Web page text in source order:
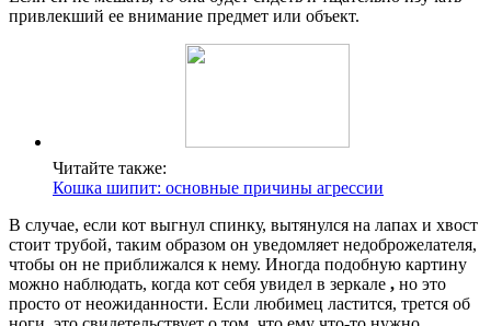
привлекший ее внимание предмет или объект.
Читайте также:
Кошка шипит: основные причины агрессии
В случае, если кот выгнул спинку, вытянулся на лапах и хвост
стоит трубой, таким образом он уведомляет недоброжелателя,
чтобы он не приближался к нему. Иногда подобную картину
можно наблюдать, когда кот себя увидел в зеркале , но это
просто от неожиданности. Если любимец ластится, трется об